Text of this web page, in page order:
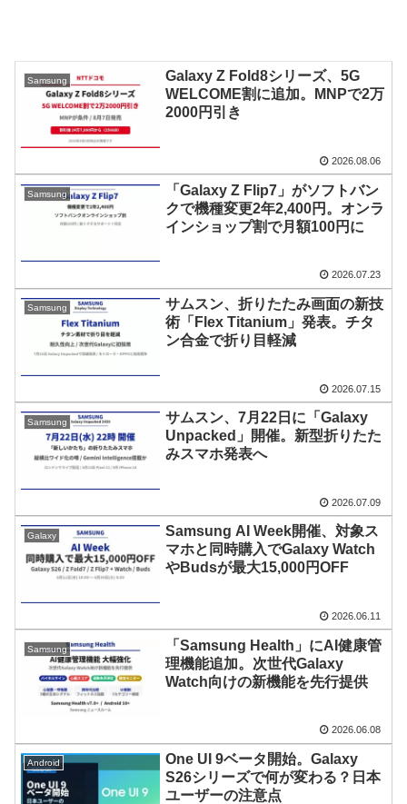
Samsung
Galaxy Z Fold8シリーズ、5G
WELCOME割に追加。MNPで2万
2000円引き
2026.08.06
Samsung
「Galaxy Z Flip7」がソフトバン
クで機種変更2年2,400円。オンラ
インショップ割で月額100円に
2026.07.23
Samsung
サムスン、折りたたみ画面の新技
術「Flex Titanium」発表。チタ
ン合金で折り目軽減
2026.07.15
Samsung
サムスン、7月22日に「Galaxy
Unpacked」開催。新型折りたた
みスマホ発表へ
2026.07.09
Galaxy
Samsung AI Week開催、対象ス
マホと同時購入でGalaxy Watch
やBudsが最大15,000円OFF
2026.06.11
Samsung
「Samsung Health」にAI健康管
理機能追加。次世代Galaxy
Watch向けの新機能を先行提供
2026.06.08
Android
One UI 9ベータ開始。Galaxy
S26シリーズで何が変わる？日本
ユーザーの注意点